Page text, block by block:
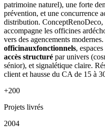
patrimoine naturel), une forte
prévention, et une concurrence
distribution. ConceptRenoDeco,
accompagne les officines
vers des agencements
officinauxfonctionnels,
accès structuré par univers
sénior), et signalétique claire.
client et hausse du CA de 15 à
+200
Projets livrés
2004